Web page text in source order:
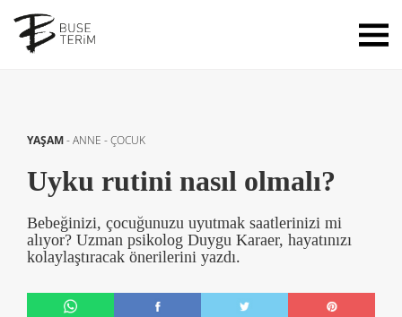
YAŞAM-ANNE - ÇOCUK
Uyku rutini nasıl olmalı?
Bebeğinizi, çocuğunuzu uyutmak saatlerinizi mi
alıyor? Uzman psikolog Duygu Karaer, hayatınızı
kolaylaştıracak önerilerini yazdı.